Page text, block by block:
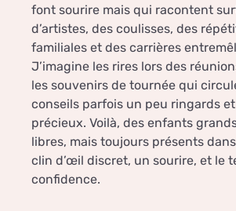
font sourire mais qui racontent
d’artistes, des coulisses, des
familiales et des carrières
J’imagine les rires lors des
les souvenirs de tournée qui
conseils parfois un peu ringards
précieux. Voilà, des enfants
libres, mais toujours présents
clin d’œil discret, un sourire, et le
confidence.